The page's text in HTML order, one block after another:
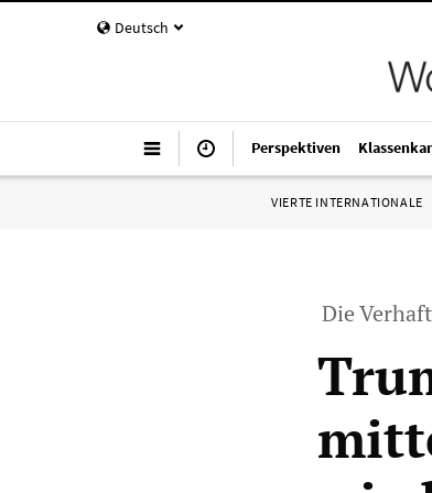
Deutsch
Perspektiven
VIERTE INTERNATIONALE
Die